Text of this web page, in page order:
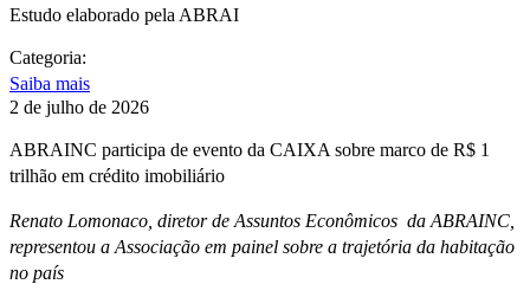
Estudo elaborado pela ABRAI
Categoria:
Saiba mais
2 de julho de 2026
ABRAINC participa de evento da CAIXA sobre marco de R$ 1
trilhão em crédito imobiliário
Renato Lomonaco, diretor de Assuntos Econômicos da ABRAINC,
representou a Associação em painel sobre a trajetória da habitação
no país